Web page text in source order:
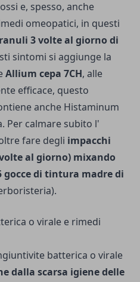
e, spesso, anche
omeopatici, in questi
3 volte al giorno di
sin­tomi si aggiunge la
Allium cepa 7CH, alle
efficace, questo
anche Histaminum
Per cal­mare subito l'
fare degli impacchi
al giorno) mixando
gocce di tintura madre di
o virale e rimedi
batterica o virale
dalla scarsa igiene del­le